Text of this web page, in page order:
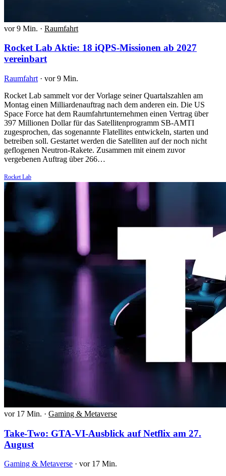
vor 9 Min. · Raumfahrt
Rocket Lab Aktie: 18 iQPS-Missionen ab 2027
vereinbart
Raumfahrt · vor 9 Min.
Rocket Lab sammelt vor der Vorlage seiner Quartalszahlen am
Montag einen Milliardenauftrag nach dem anderen ein. Die US
Space Force hat dem Raumfahrtunternehmen einen Vertrag über
397 Millionen Dollar für das Satellitenprogramm SB-AMTI
zugesprochen, das sogenannte Flatellites entwickeln, starten und
betreiben soll. Gestartet werden die Satelliten auf der noch nicht
geflogenen Neutron-Rakete. Zusammen mit einem zuvor
vergebenen Auftrag über 266…
Rocket Lab
vor 17 Min. · Gaming & Metaverse
Take-Two: GTA-VI-Ausblick auf Netflix am 27.
August
Gaming & Metaverse · vor 17 Min.